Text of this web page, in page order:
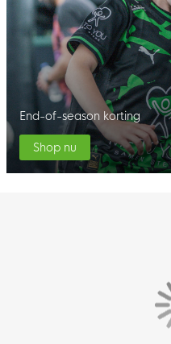
End-of-season korting
Shop nu